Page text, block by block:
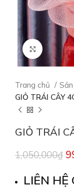
Click to
Trang chủ
GIỎ TRÁI CÂY
GIỎ TRÁI
1,050,000₫
LIÊN